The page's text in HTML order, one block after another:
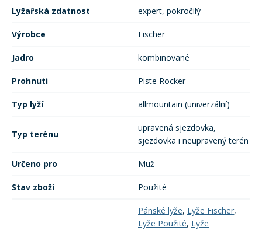
Lyžařská zdatnost expert, pokročilý
Výrobce Fischer
Jadro kombinované
Prohnuti Piste Rocker
Typ lyží allmountain (univerzální)
Typ terénu
upravená sjezdovka,
sjezdovka i neupravený terén
Určeno pro Muž
Stav zboží Použité
Pánské lyže, Lyže Fischer,
Lyže Použité, Lyže